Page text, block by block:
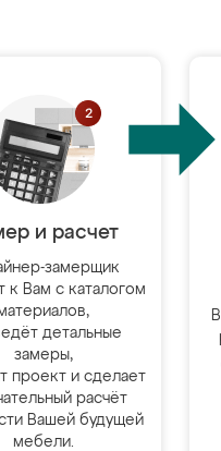
и расчет
замерщик
к Вам с каталогом
детальные
замеры,
проект и сделает
расчёт
Вашей будущей
мебели.